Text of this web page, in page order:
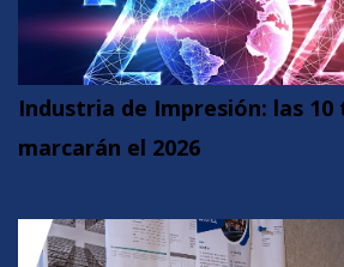
Industria de Impresión: las 10
marcarán el 2026